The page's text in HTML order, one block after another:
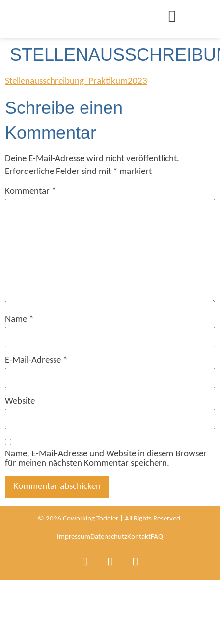
Stellenausschreibung_Praktikum2023
Schreibe einen
Kommentar
Deine E-Mail-Adresse wird nicht veröffentlicht.
Erforderliche Felder sind mit * markiert
Kommentar *
Name *
E-Mail-Adresse *
Website
Name, E-Mail-Adresse und Website in diesem Browser
für meinen nächsten Kommentar speichern.
© 2026 Coworking Toddler | All Rights Reserved.
ImpressumDatenschutzKontaktFAQ